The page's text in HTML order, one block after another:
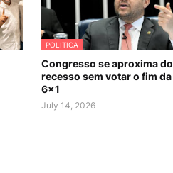
POLITICA
Congresso se aproxima do
recesso sem votar o fim
6×1
July 14, 2026